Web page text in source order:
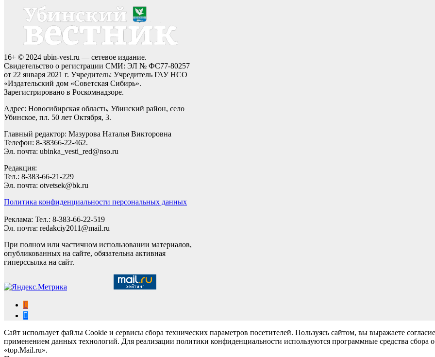
16+ © 2024 ubin-vest.ru — сетевое издание.
Свидетельство о регистрации СМИ: ЭЛ № ФС77-80257
от 22 января 2021 г. Учредитель: Учредитель ГАУ НСО
«Издательский дом «Советская Сибирь».
Зарегистрировано в Роскомнадзоре.
Адрес: Новосибирская область, Убинский район, село
Убинское, пл. 50 лет Октября, 3.
Главный редактор: Мазурова Наталья Викторовна
Телефон: 8-38366-22-462.
Эл. почта: ubinka_vesti_red@nso.ru
Редакция:
Тел.: 8-383-66-21-229
Эл. почта: otvetsek@bk.ru
Политика конфиденциальности персональных данных
Реклама: Тел.: 8-383-66-22-519
Эл. почта: redakciy2011@mail.ru
При полном или частичном использовании материалов,
опубликованных на сайте, обязательна активная
гиперссылка на сайт.
Сайт использует файлы Cookie и сервисы сбора технических параметров посетителей. Пользуясь сайтом, вы выражаете
применением данных технологий. Для реализации политики конфиденциальности используются программные средства
«top.Mail.ru».